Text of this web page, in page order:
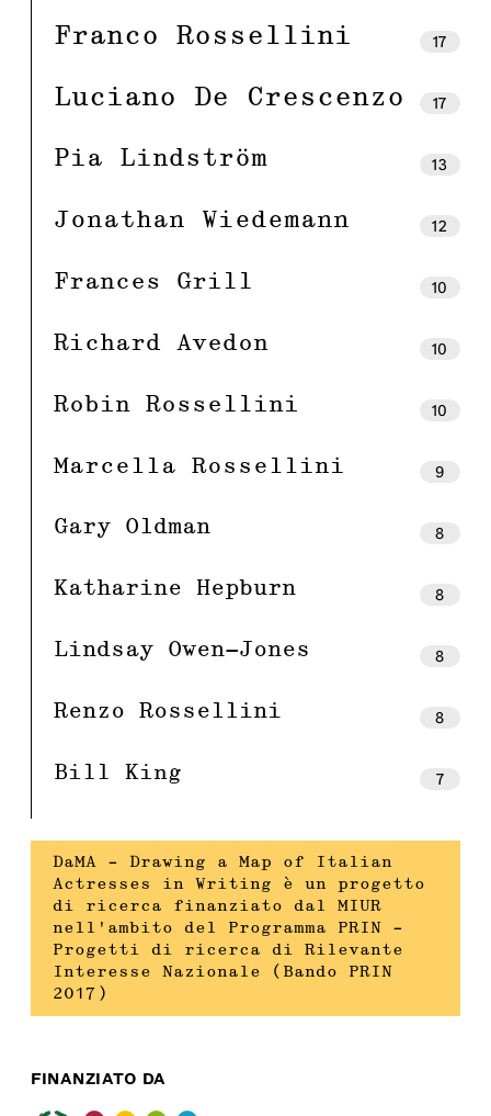
Franco Rossellini 17
Luciano De Crescenzo 17
Pia Lindström 13
Jonathan Wiedemann 12
Frances Grill 10
Richard Avedon 10
Robin Rossellini 10
Marcella Rossellini 9
Gary Oldman 8
Katharine Hepburn 8
Lindsay Owen-Jones 8
Renzo Rossellini 8
Bill King 7
DaMA – Drawing a Map of Italian
Actresses in Writing è un progetto
di ricerca finanziato dal MIUR
nell’ambito del Programma PRIN –
Progetti di ricerca di Rilevante
Interesse Nazionale (Bando PRIN
2017)
FINANZIATO DA